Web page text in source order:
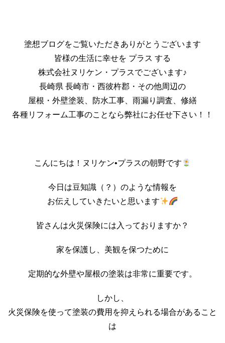
塗想ブログをご覧いただきありがとうございます
皆様の生活に幸せを プラス する
株式会社ヌリケン・プラスでございます♪
長崎県 長崎市・西彼杵郡・その他周辺の
屋根・外壁塗装、防水工事、雨漏り調査、修繕
各種リフォーム工事のことなら弊社にお任せ下さい！！
こんにちは！ヌリケン•プラスの朝野です
今日は豆知識（？）のような情報を
お伝えしていきたいと思います
皆さんは火災保険には入っておりますか？
家を保護し、美観を保つために
定期的な外壁や屋根の塗装は非常に重要です。
しかし、
火災保険を使って塗装の費用を抑えられる場合があること
は